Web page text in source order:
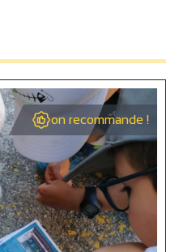
on recommande !